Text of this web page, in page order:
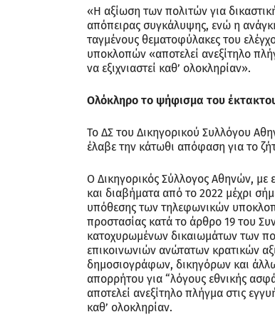
«Η αξίωση των πολιτών για
απόπειρας συγκάλυψης, ενώ η
ταγμένους θεματοφύλακες του
υποκλοπών «αποτελεί ανεξίτηλο
να εξιχνιαστεί καθ’ ολοκληρίαν».
Ολόκληρο το ψήφισμα του
Το ΔΣ του Δικηγορικού Συλλόγου
έλαβε την κάτωθι απόφαση για το
Ο Δικηγορικός Σύλλογος Αθηνών, με
και διαβήματα από το 2022 μέχρι
υπόθεσης των τηλεφωνικών
προστασίας κατά το άρθρο 19 του
κατοχυρωμένων δικαιωμάτων των
επικοινωνιών ανώτατων κρατικών
δημοσιογράφων, δικηγόρων και
απορρήτου για “λόγους εθνικής
αποτελεί ανεξίτηλο πλήγμα στις
καθ’ ολοκληρίαν.